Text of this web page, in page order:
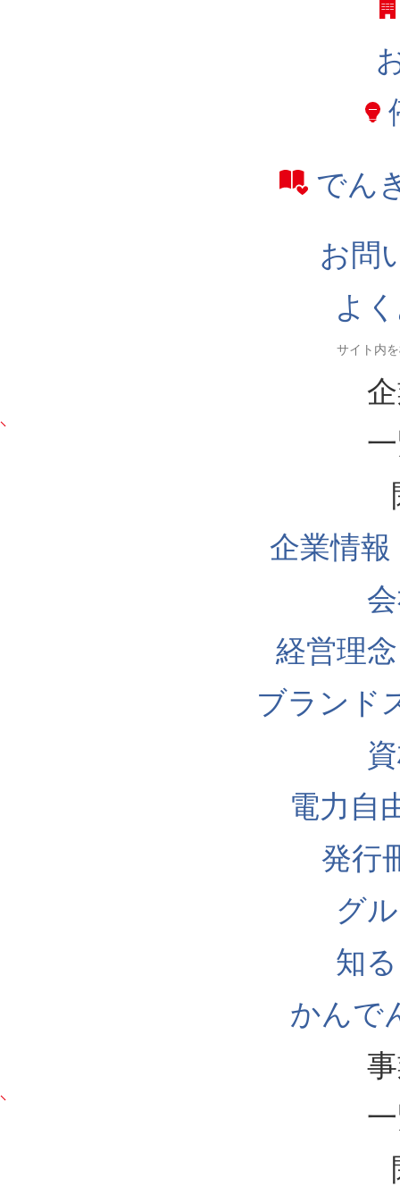
でん
お問
よ
企業情
経営理
ブランド
電力自
発行
グ
知
かんで